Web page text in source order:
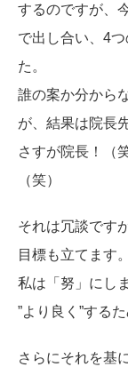
するのですが、
で出し合い、4
た。
誰の案か分から
が、結果は院長
さすが院長！（
（笑）
それは冗談です
目標も立てます。
私は「努」にし
”より良く”する
さらにそれを基